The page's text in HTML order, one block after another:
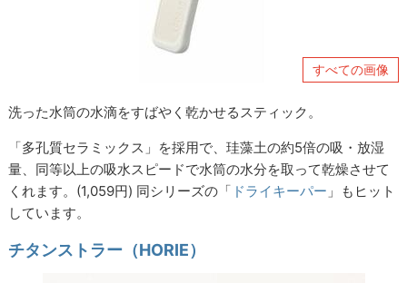
すべての画像
洗った水筒の水滴をすばやく乾かせるスティック。
「多孔質セラミックス」を採用で、珪藻土の約5倍の吸・放湿
量、同等以上の吸水スピードで水筒の水分を取って乾燥させて
くれます。(1,059円) 同シリーズの「 ドライキーパー 」もヒット
しています。
チタンストラー（HORIE）